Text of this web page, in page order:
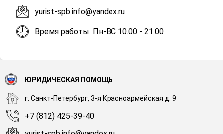
yurist-spb.info@yandex.ru
Время работы: Пн-ВС 10.00 - 21.00
ЮРИДИЧЕСКАЯ ПОМОЩЬ
г. Санкт-Петербург, 3-я Красноармейская д. 9
+7 (812) 425-39-40